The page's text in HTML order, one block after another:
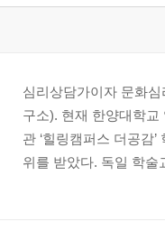
심리상담가이자 문화
구소). 현재 한양대학
관 ‘힐링캠퍼스 더공감
위를 받았다. 독일 학